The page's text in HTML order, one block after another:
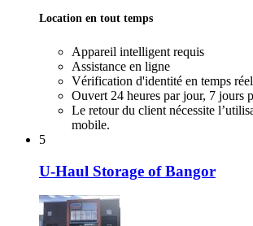
Location en tout temps
Appareil intelligent requis
Assistance en ligne
Vérification d'identité en temps
Ouvert 24 heures par jour, 7 jours
Le retour du client nécessite
mobile.
5
U-Haul Storage of Bangor